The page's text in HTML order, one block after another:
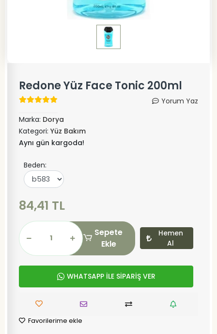
Redone Yüz Face Tonic 200ml
Yorum Yaz
Marka: Dorya
Kategori: Yüz Bakım
Aynı gün kargoda!
Beden:
84,41 TL
Sepete
Ekle
Hemen
Al
WHATSAPP İLE SİPARİŞ VER
Favorilerime ekle